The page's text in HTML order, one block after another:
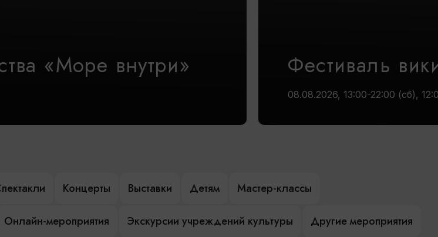
«Море внутри» Фестиваль
08.08.2026, 13:00-22:00 (сб),
Концерты Выставки Детям Мастер-классы
Онлайн-мероприятия Экскурсии учреждений культуры Другие мероприятия